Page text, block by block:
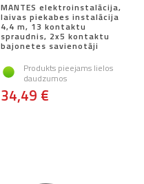
MANTES elektroinstalācija,
laivas piekabes instalācija
4,4 m, 13 kontaktu
spraudnis, 2x5 kontaktu
bajonetes savienotāji
Produkts pieejams lielos
daudzumos
34,49 €